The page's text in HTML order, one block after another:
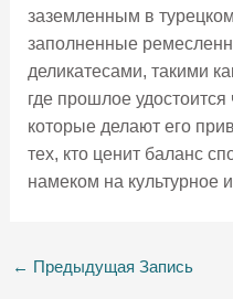
заземленным в
заполненные
деликатесами, такими
где прошлое
которые делают его
тех, кто ценит баланс
намеком на культурное
← Предыдущая Запись